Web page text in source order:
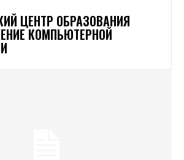
ЦЕНТР ОБРАЗОВАНИЯ
КОМПЬЮТЕРНОЙ